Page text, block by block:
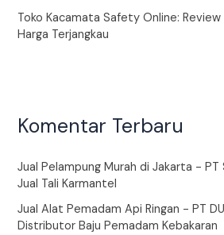
Toko Kacamata Safety Online: Review
Harga Terjangkau
Komentar Terbaru
Jual Pelampung Murah di Jakarta - PT
Jual Tali Karmantel
Jual Alat Pemadam Api Ringan - PT
Distributor Baju Pemadam Kebakaran